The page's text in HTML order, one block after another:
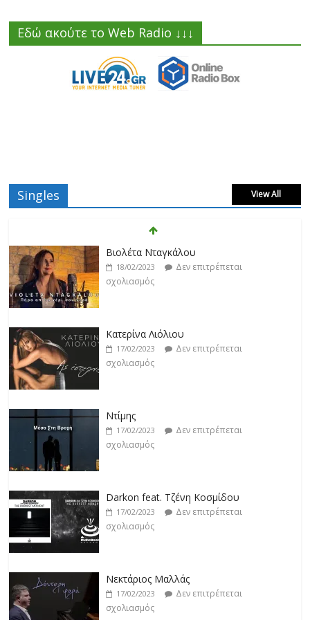
Εδώ ακούτε το Web Radio ↓↓↓
Singles View All
Βιολέτα Νταγκάλου
18/02/2023
Δεν επιτρέπεται
σχολιασμός
Κατερίνα Λιόλιου
17/02/2023
Δεν επιτρέπεται
σχολιασμός
Ντίμης
17/02/2023
Δεν επιτρέπεται
σχολιασμός
Darkon feat. Τζένη Κοσμίδου
17/02/2023
Δεν επιτρέπεται
σχολιασμός
Νεκτάριος Μαλλάς
17/02/2023
Δεν επιτρέπεται
σχολιασμός